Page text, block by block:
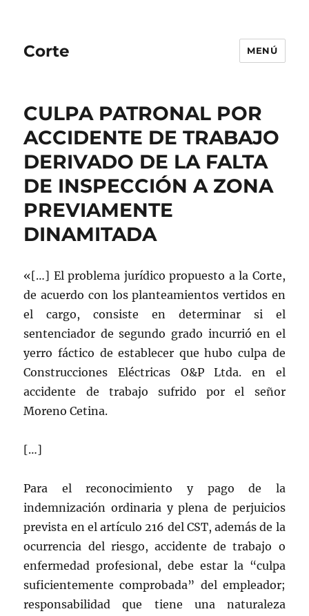
Corte MENÚ
CULPA PATRONAL POR
ACCIDENTE DE TRABAJO
DERIVADO DE LA FALTA
DE INSPECCIÓN A ZONA
PREVIAMENTE
DINAMITADA
«[…] El problema jurídico propuesto a la Corte,
de acuerdo con los planteamientos vertidos en
el cargo, consiste en determinar si el
sentenciador de segundo grado incurrió en el
yerro fáctico de establecer que hubo culpa de
Construcciones Eléctricas O&P Ltda. en el
accidente de trabajo sufrido por el señor
Moreno Cetina.
[…]
Para el reconocimiento y pago de la
indemnización ordinaria y plena de perjuicios
prevista en el artículo 216 del CST, además de la
ocurrencia del riesgo, accidente de trabajo o
enfermedad profesional, debe estar la “culpa
suficientemente comprobada” del empleador;
responsabilidad que tiene una naturaleza